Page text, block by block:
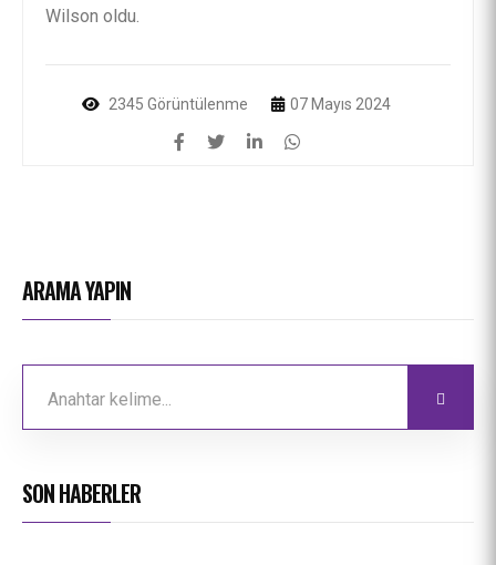
Wilson oldu.
2345 Görüntülenme 07 Mayıs 2024
ARAMA YAPIN
SON HABERLER